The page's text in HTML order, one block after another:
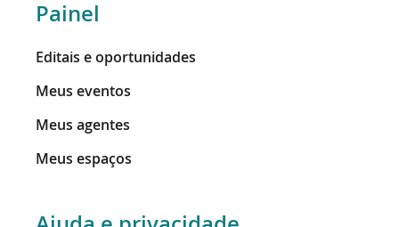
Painel
Editais e oportunidades
Meus eventos
Meus agentes
Meus espaços